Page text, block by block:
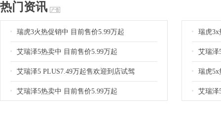
热门资讯
瑞虎3火热促销中 目前售价5.99万起
艾瑞泽5热卖中 目前售价5.99万起
艾瑞泽5 PLUS7.49万起售欢迎到店试驾
艾瑞泽5热卖中 目前售价5.99万起
瑞虎3x
艾瑞泽
瑞虎5x
艾瑞泽